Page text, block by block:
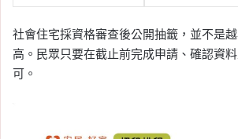
社會住宅採資格審查後公開抽籤，並不是
高。民眾只要在截止前完成申請、確認資
可。